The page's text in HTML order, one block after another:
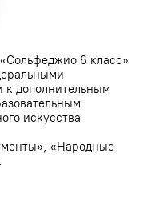
«Сольфеджио 6 класс»
к дополнительным
искусства
«Народные